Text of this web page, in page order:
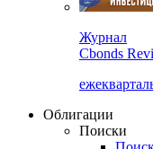
Журнал
Cbonds
Облигации
Поиски